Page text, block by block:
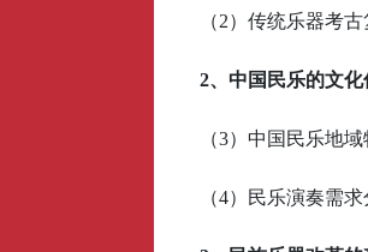
（2）传统乐器考
2、中国民乐的文
（3）中国民乐地
（4）民乐演奏需